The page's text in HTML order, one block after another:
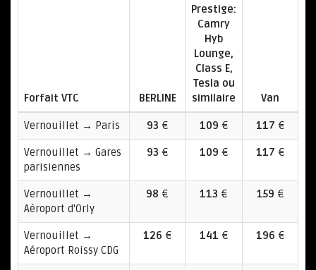
Forfait VTC BERLINE
Prestige:
Camry
Hyb
Lounge,
Class E,
Tesla ou
similaire
Van
Vernouillet → Paris 93 € 109 € 117 €
Vernouillet → Gares
parisiennes
93 € 109 € 117 €
Vernouillet →
Aéroport d'Orly
98 € 113 € 159 €
Vernouillet →
Aéroport Roissy CDG
126 € 141 € 196 €